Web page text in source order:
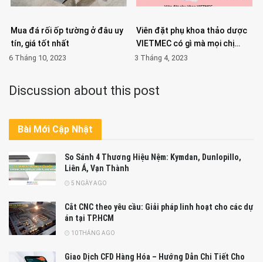
Mua đá rối ốp tường ở đâu uy
tín, giá tốt nhất
6 Tháng 10, 2023
Viên đặt phụ khoa thảo dược
VIETMEC có gì mà mọi chị…
3 Tháng 4, 2023
Discussion about this post
Bài Mới Cập Nhật
So Sánh 4 Thương Hiệu Nệm: Kymdan, Dunlopillo,
Liên Á, Vạn Thành
5 NGÀY AGO
Cắt CNC theo yêu cầu: Giải pháp linh hoạt cho các dự
án tại TP.HCM
10 THÁNG AGO
Giao Dịch CFD Hàng Hóa – Hướng Dẫn Chi Tiết Cho